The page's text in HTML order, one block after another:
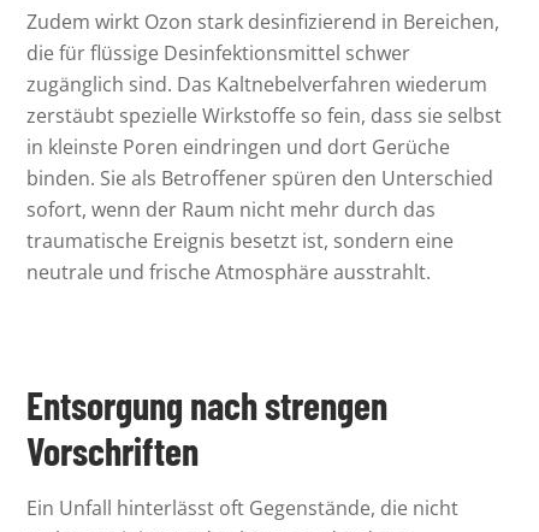
Zudem wirkt Ozon stark desinfizierend in Bereichen,
die für flüssige Desinfektionsmittel schwer
zugänglich sind. Das Kaltnebelverfahren wiederum
zerstäubt spezielle Wirkstoffe so fein, dass sie selbst
in kleinste Poren eindringen und dort Gerüche
binden. Sie als Betroffener spüren den Unterschied
sofort, wenn der Raum nicht mehr durch das
traumatische Ereignis besetzt ist, sondern eine
neutrale und frische Atmosphäre ausstrahlt.
Entsorgung nach strengen
Vorschriften
Ein Unfall hinterlässt oft Gegenstände, die nicht